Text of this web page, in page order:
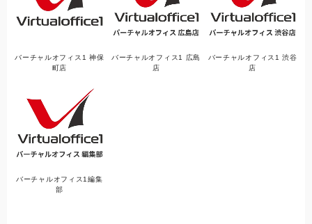
バーチャルオフィス1 神保
町店
バーチャルオフィス1 広島
店
バーチャルオフィス1 渋谷
店
バーチャルオフィス1編集
部